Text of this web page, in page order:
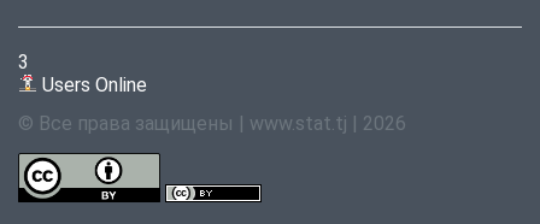
3
Users Online
© Все права защищены | www.stat.tj | 2026